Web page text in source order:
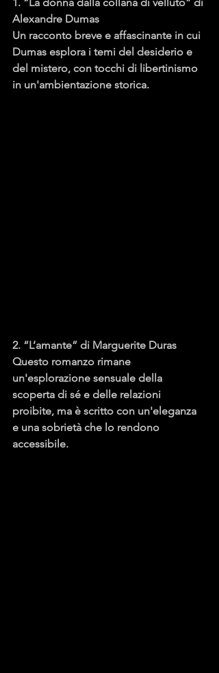
Alexandre Dumas
Un racconto breve e affascinante in cui
Dumas esplora i temi del desiderio e
del mistero, con tocchi di libertinismo
in un'ambientazione storica.
2. “L’amante” di Marguerite Duras
Questo romanzo rimane
un'esplorazione sensuale della
scoperta di sé e delle relazioni
proibite, ma è scritto con un'eleganza
e una sobrietà che lo rendono
accessibile.